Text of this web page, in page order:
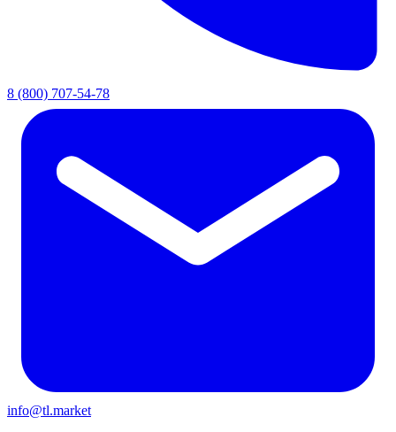
8 (800) 707-54-78
info@tl.market